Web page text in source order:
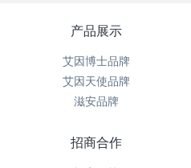
产品展示
艾因博士品牌
艾因天使品牌
滋安品牌
招商合作